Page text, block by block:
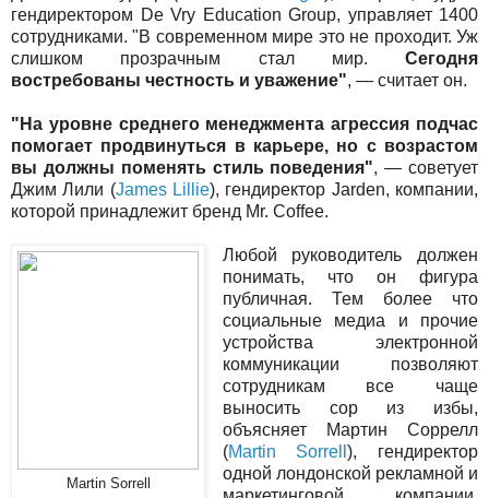
гендиректором De Vry Education Group, управляет 1400
сотрудниками. "В современном мире это не проходит. Уж
слишком прозрачным стал мир. Сегодня
востребованы честность и уважение", — считает он.
"На уровне среднего менеджмента агрессия подчас
помогает продвинуться в карьере, но с возрастом
вы должны поменять стиль поведения", — советует
Джим Лили (James Lillie), гендиректор Jarden, компании,
которой принадлежит бренд Mr. Coffee.
Martin Sorrell
Любой руководитель должен
понимать, что он фигура
публичная. Тем более что
социальные медиа и прочие
устройства электронной
коммуникации позволяют
сотрудникам все чаще
выносить сор из избы,
объясняет Мартин Соррелл
(Martin Sorrell), гендиректор
одной лондонской рекламной и